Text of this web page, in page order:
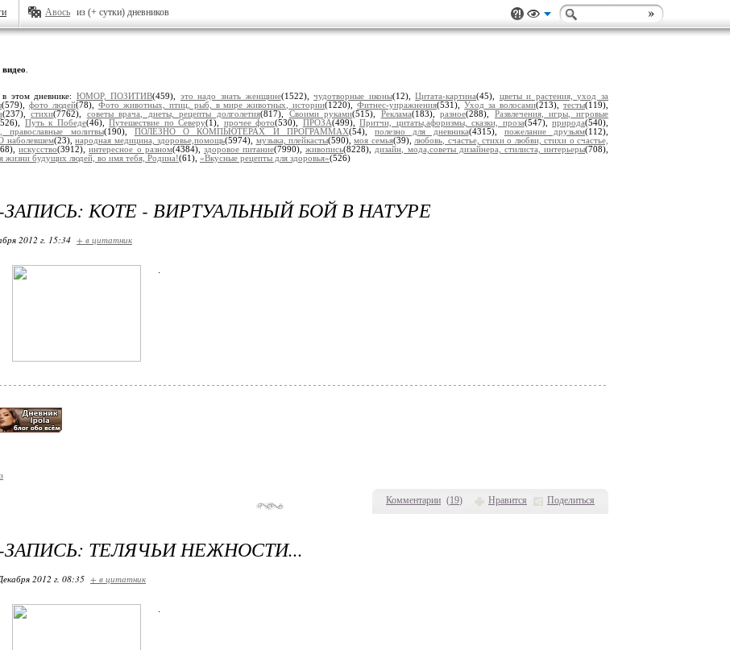
Авось из (+ сутки) дневников
видео
этом дневнике: ЮМОР, ПОЗИТИВ(459), это надо знать женщине(1522),чудотворные иконы(12),Цитата-картина(45), цветы и растения, уход за
(579), фото людей(78), Фото животных, птиц, рыб, в мире животных, истории(1220),Фитнес-упражнения(531),Уход за волосами(213), тесты(119),
(237),стихи(7762), советы врача, диеты, рецепты долголетия(817), Своими руками(515), Реклама(183),разное(288), Развлечения, игры, игровые
Путь к Победе(46),Путешествие по Северу(1), прочее фото(530), ПРОЗА(499),Притчи, цитаты,афоризмы, сказки, проза(547),природа(540),
православные молитвы(190), ПОЛЕЗНО О КОМПЬЮТЕРАХ И ПРОГРАММАХ(54), полезно для дневника(4315), пожелание друзьям(112),
наболевшем(23),народная медицина, здоровье,помощь(5974), музыка, плейкасты(590),моя семья(39), любовь, счастье, стихи о любви, стихи о счастье,
искусство(3912),интересное о разном(4384), здоровое питание(7990),живопись(8228), дизайн, мода,советы дизайнера, стилиста, интерьеры(708),
жизни будущих людей, во имя тебя, Родина!(61), «Вкусные рецепты для здоровья»(526)
Комментарии (19) Нравится Поделиться
КОТЕ - ВИРТУАЛЬНЫЙ БОЙ В НАТУРЕ
2012 г. 15:34 + в цитатник
.
ТЕЛЯЧЬИ НЕЖНОСТИ...
2012 г. 08:35 + в цитатник
.